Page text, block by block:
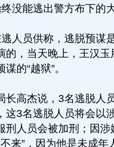
没能逃出警方布下的
员供称，逃脱预谋
的，当天晚上，王汉玉
的“越狱”。
高杰说，3名逃脱人
这3名逃脱人员将会以
刑人员会被加刑；因涉
来”，因为他是未成年